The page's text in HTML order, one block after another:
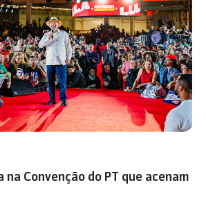
na Convenção do PT que acenam